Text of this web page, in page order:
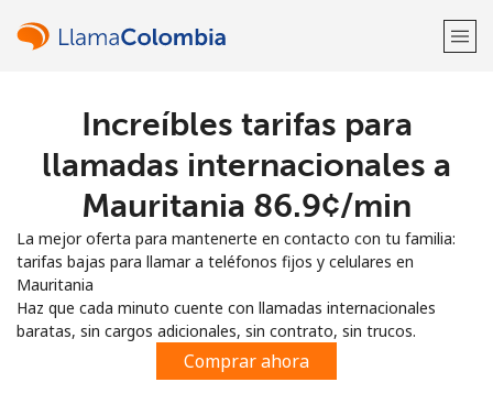
¡Bienvenido!
Regístrate con
o
Increíbles tarifas para
llamadas internacionales a
Mauritania ⁦86.9¢⁩/min
La mejor oferta para mantenerte en contacto con tu familia:
tarifas bajas para llamar a teléfonos fijos y celulares en
Mauritania
Haz que cada minuto cuente con llamadas internacionales
baratas, sin cargos adicionales, sin contrato, sin trucos.
Comprar ahora